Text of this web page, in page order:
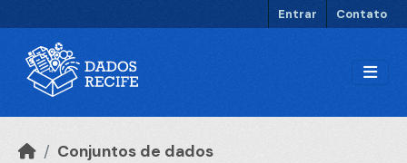
Entrar Contato
Conjuntos de dados